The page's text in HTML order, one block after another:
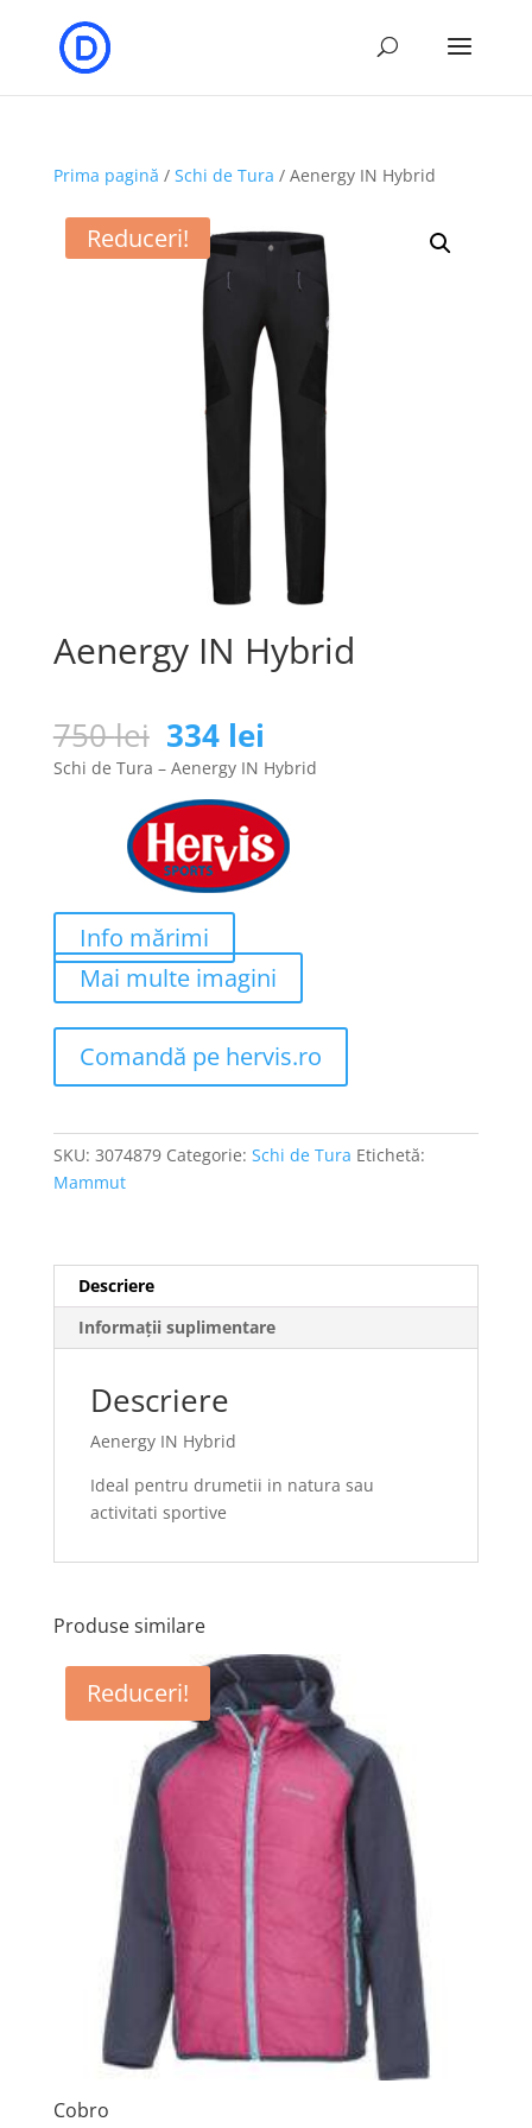
Prima pagină / Schi de Tura / Aenergy IN Hybrid
Reduceri!
Aenergy IN Hybrid
750lei Prețul
inițial
a
fost:
750 lei.
334 lei
curent
este:
334 lei.
Schi de Tura – Aenergy IN Hybrid
Info mărimi
Mai multe imagini
Comandă pe hervis.ro
SKU: 3074879 Categorie: Schi de Tura Etichetă:
Mammut
Descriere
Informații suplimentare
Descriere
Aenergy IN Hybrid
Ideal pentru drumetii in natura sau
activitati sportive
Produse similare
Reduceri!
Cobro